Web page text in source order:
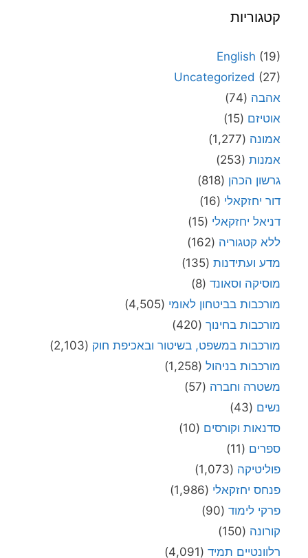
קטגוריות
English (19)
Uncategorized (27)
אהבה (74)
אוטיזם (15)
אמונה (1,277)
אמנות (253)
גרשון הכהן (818)
דור יחזקאלי (16)
דניאל יחזקאלי (15)
ללא קטגוריה (162)
מדע ועתידנות (135)
מוסיקה וסאונד (8)
מורכבות בביטחון לאומי (4,505)
מורכבות בחינוך (420)
מורכבות במשפט, בשיטור ובאכיפת חוק (2,103)
מורכבות בניהול (1,258)
משטרה וחברה (57)
נשים (43)
סדנאות וקורסים (10)
ספרים (11)
פוליטיקה (1,073)
פנחס יחזקאלי (1,986)
פרקי לימוד (90)
קורונה (150)
רלוונטיים תמיד (4,091)